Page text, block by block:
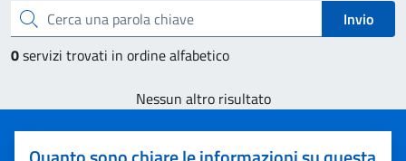
Cerca una parola chiave
Invio
0servizi trovati in ordine alfabetico
Nessun altro risultato